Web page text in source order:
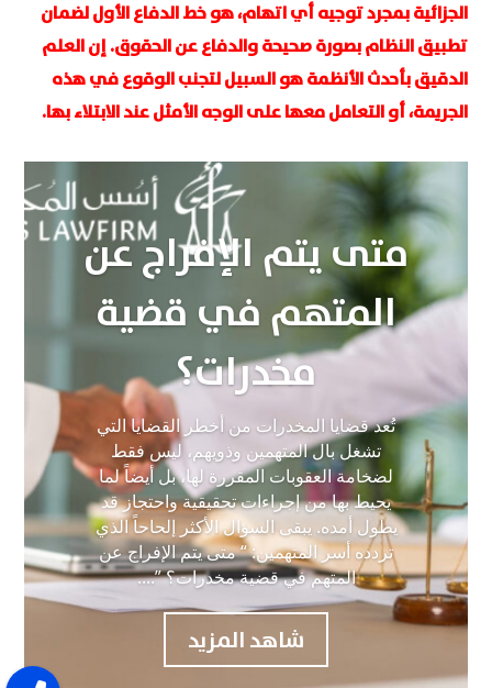
الجزائية بمجرد توجيه أي اتهام، هو خط الدفاع الأول لضمان
تطبيق النظام بصورة صحيحة والدفاع عن الحقوق. إن العلم
الدقيق بأحدث الأنظمة هو السبيل لتجنب الوقوع في هذه
الجريمة، أو التعامل معها على الوجه الأمثل عند الابتلاء بها.
متى يتم الإفراج عن
المتهم في قضية
مخدرات؟
تُعد قضايا المخدرات من أخطر القضايا التي
تشغل بال المتهمين وذويهم، ليس فقط
لضخامة العقوبات المقررة لها، بل أيضاً لما
يحيط بها من إجراءات تحقيقية واحتجاز قد
يطول أمده. يبقى السؤال الأكثر إلحاحاً الذي
تردده أسر المتهمين: “ متى يتم الإفراج عن
المتهم في قضية مخدرات؟ ”....
شاهد المزيد